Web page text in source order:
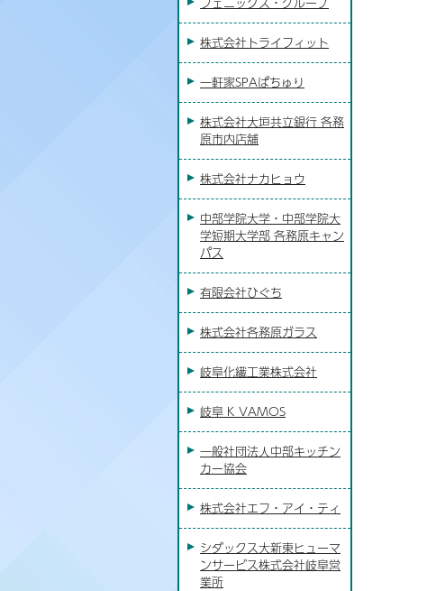
株式会社トライフィット
一軒家SPAぱちゅり
株式会社大垣共立銀行 各務
原市内店舗
株式会社ナカヒョウ
中部学院大学・中部学院大
学短期大学部 各務原キャン
パス
有限会社ひぐち
株式会社各務原ガラス
岐阜化繊工業株式会社
岐阜 K VAMOS
一般社団法人中部キッチン
カー協会
株式会社エフ・アイ・ティ
シダックス大新東ヒューマ
ンサービス株式会社岐阜営
業所